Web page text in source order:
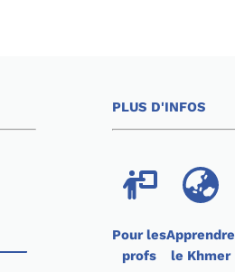
PLUS D'INFOS
Pour les
profs
Apprendre
le Khmer